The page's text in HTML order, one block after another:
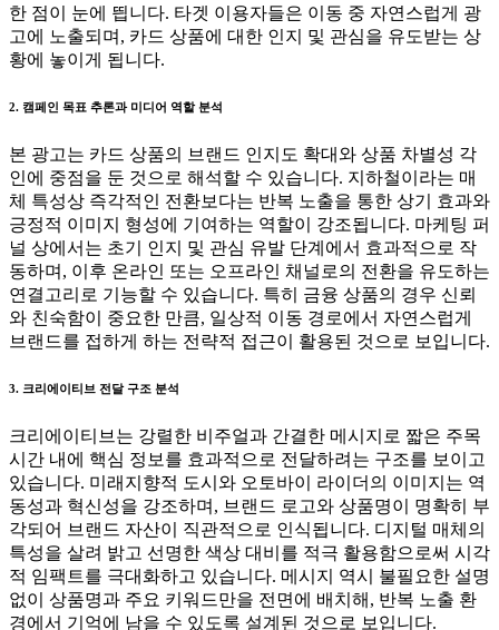
한 점이 눈에 띕니다. 타겟 이용자들은 이동 중 자연스럽게 광
고에 노출되며, 카드 상품에 대한 인지 및 관심을 유도받는 상
황에 놓이게 됩니다.
2. 캠페인 목표 추론과 미디어 역할 분석
본 광고는 카드 상품의 브랜드 인지도 확대와 상품 차별성 각
인에 중점을 둔 것으로 해석할 수 있습니다. 지하철이라는 매
체 특성상 즉각적인 전환보다는 반복 노출을 통한 상기 효과와
긍정적 이미지 형성에 기여하는 역할이 강조됩니다. 마케팅 퍼
널 상에서는 초기 인지 및 관심 유발 단계에서 효과적으로 작
동하며, 이후 온라인 또는 오프라인 채널로의 전환을 유도하는
연결고리로 기능할 수 있습니다. 특히 금융 상품의 경우 신뢰
와 친숙함이 중요한 만큼, 일상적 이동 경로에서 자연스럽게
브랜드를 접하게 하는 전략적 접근이 활용된 것으로 보입니다.
3. 크리에이티브 전달 구조 분석
크리에이티브는 강렬한 비주얼과 간결한 메시지로 짧은 주목
시간 내에 핵심 정보를 효과적으로 전달하려는 구조를 보이고
있습니다. 미래지향적 도시와 오토바이 라이더의 이미지는 역
동성과 혁신성을 강조하며, 브랜드 로고와 상품명이 명확히 부
각되어 브랜드 자산이 직관적으로 인식됩니다. 디지털 매체의
특성을 살려 밝고 선명한 색상 대비를 적극 활용함으로써 시각
적 임팩트를 극대화하고 있습니다. 메시지 역시 불필요한 설명
없이 상품명과 주요 키워드만을 전면에 배치해, 반복 노출 환
경에서 기억에 남을 수 있도록 설계된 것으로 보입니다.